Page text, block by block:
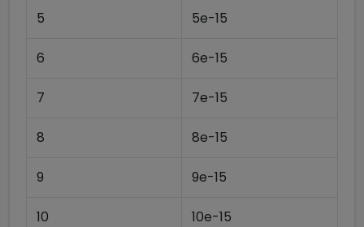
5 5e-15
6 6e-15
7 7e-15
8 8e-15
9 9e-15
10 10e-15